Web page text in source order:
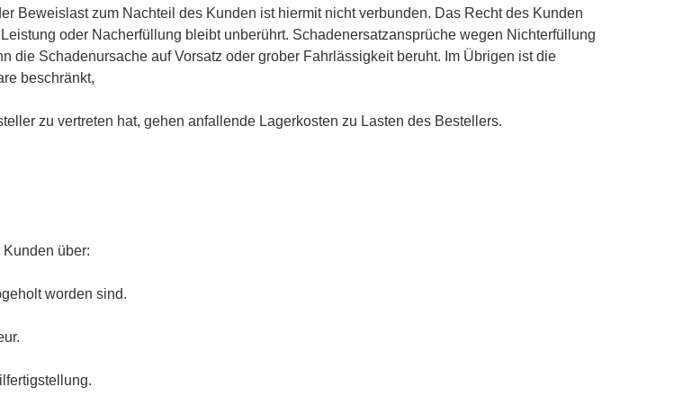
Beweislast zum Nachteil des Kunden ist hiermit nicht verbunden. Das Recht des Kunden
oder Nacherfüllung bleibt unberührt. Schadenersatzansprüche wegen Nichterfüllung
die Schadenursache auf Vorsatz oder grober Fahrlässigkeit beruht. Im Übrigen ist die
beschränkt,
zu vertreten hat, gehen anfallende Lagerkosten zu Lasten des Bestellers.
über:
worden sind.